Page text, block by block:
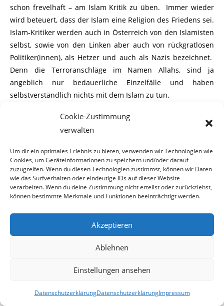
Cookie-Zustimmung
verwalten
Um dir ein optimales Erlebnis zu bieten, verwenden wir Technologien wie
Cookies, um Geräteinformationen zu speichern und/oder darauf
zuzugreifen. Wenn du diesen Technologien zustimmst, können wir Daten
wie das Surfverhalten oder eindeutige IDs auf dieser Website
verarbeiten. Wenn du deine Zustimmung nicht erteilst oder zurückziehst,
können bestimmte Merkmale und Funktionen beeinträchtigt werden.
Akzeptieren
Ablehnen
Einstellungen ansehen
DatenschutzerklärungDatenschutzerklärungImpressum
schon frevelhaft – am Islam Kritik zu üben. Immer wieder
wird beteuert, dass der Islam eine Religion des Friedens sei.
Islam-Kritiker werden auch in Österreich von den Islamisten
selbst, sowie von den Linken aber auch von rückgratlosen
Politiker(innen), als Hetzer und auch als Nazis bezeichnet.
Denn die Terroranschläge im Namen Allahs, sind ja
angeblich nur bedauerliche Einzelfälle und haben
selbstverständlich nichts mit dem Islam zu tun.
„thereligionofpeace.com“. Deren Betreiber haben
Terroranschläge von Islamisten aufgelistet. Hier einLINK
zur Auflistung in englischer Sprache. Eine Übersetzung in
Deutsch, kann direkt auf der angegebenen Webseite
durchgeführt werden (bei manchen Browsern erfolgt die
Übersetzung automatisch). Eine Garantie auf Vollständigkeit
kann nicht gegeben werden.
Die Opfer der islamistischen Mordanschläge waren
Kampfhandlungen beteiligt waren. Angesichts der